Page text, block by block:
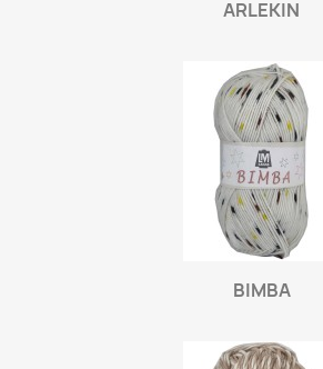
ARLEKIN
BIMBA